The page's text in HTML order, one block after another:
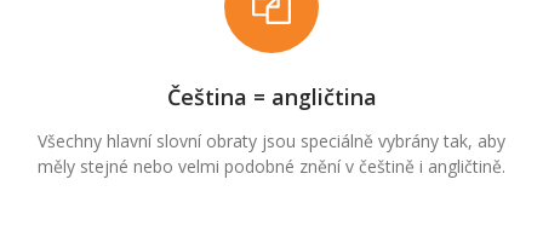
Čeština = angličtina
Všechny hlavní slovní obraty jsou speciálně vybrány tak, aby
měly stejné nebo velmi podobné znění v češtině i angličtině.